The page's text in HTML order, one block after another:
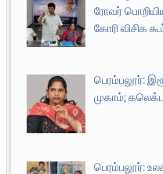
ரோவர்
கோரி விசிக
பெரம்பலூர்:
முகாம்;
பெரம்பலூர்: